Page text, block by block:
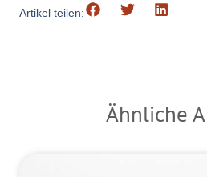
Artikel teilen:
Ähnliche